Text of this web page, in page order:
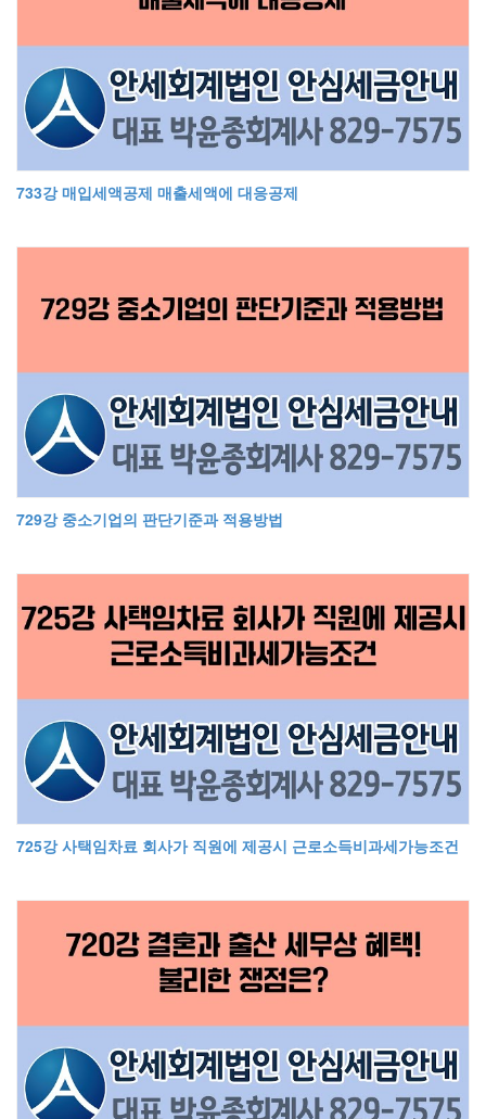
733강 매입세액공제 매출세액에 대응공제
729강 중소기업의 판단기준과 적용방법
725강 사택임차료 회사가 직원에 제공시 근로소득비과세가능조건